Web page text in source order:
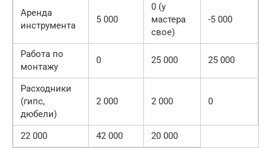
Аренда
инструмента
5 000
0 (у
мастера
свое)
-5 000
Работа по
монтажу
0 25 000 25 000
Расходники
(гипс,
дюбели)
2 000 2 000 0
22 000 42 000 20 000